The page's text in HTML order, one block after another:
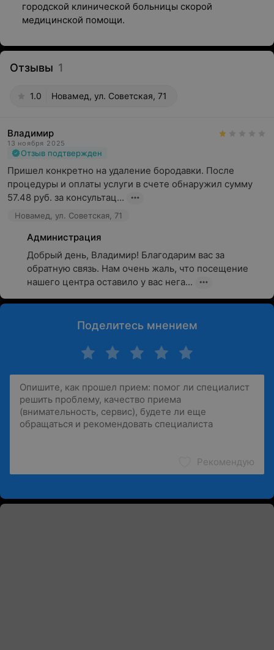
городской клинической больницы скорой
медицинской помощи.
Отзывы 1
1.0 Новамед, ул. Советская, 71
Владимир
13 ноября 2025
Отзыв подтвержден
Пришел конкретно на удаление бородавки. После
процедуры и оплаты услуги в счете обнаружил сумму
57.48 руб. за консультац...
Новамед, ул. Советская, 71
Администрация
Добрый день, Владимир! Благодарим вас за
обратную связь. Нам очень жаль, что посещение
нашего центра оставило у вас нега...
Поделитесь мнением
Рекомендую